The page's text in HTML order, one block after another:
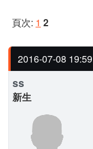
頁次: 1 2
2016-07-08
ss
新生